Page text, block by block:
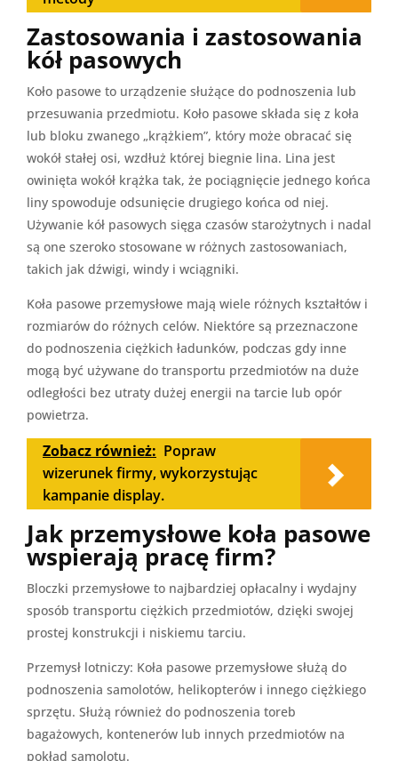
Zastosowania i zastosowania
kół pasowych
Koło pasowe to urządzenie służące do podnoszenia lub
przesuwania przedmiotu. Koło pasowe składa się z koła
lub bloku zwanego „krążkiem”, który może obracać się
wokół stałej osi, wzdłuż której biegnie lina. Lina jest
owinięta wokół krążka tak, że pociągnięcie jednego końca
liny spowoduje odsunięcie drugiego końca od niej.
Używanie kół pasowych sięga czasów starożytnych i nadal
są one szeroko stosowane w różnych zastosowaniach,
takich jak dźwigi, windy i wciągniki.
Koła pasowe przemysłowe mają wiele różnych kształtów i
rozmiarów do różnych celów. Niektóre są przeznaczone
do podnoszenia ciężkich ładunków, podczas gdy inne
mogą być używane do transportu przedmiotów na duże
odległości bez utraty dużej energii na tarcie lub opór
powietrza.
Zobacz również: Popraw
wizerunek firmy, wykorzystując
kampanie display.
Jak przemysłowe koła pasowe
wspierają pracę firm?
Bloczki przemysłowe to najbardziej opłacalny i wydajny
sposób transportu ciężkich przedmiotów, dzięki swojej
prostej konstrukcji i niskiemu tarciu.
Przemysł lotniczy: Koła pasowe przemysłowe służą do
podnoszenia samolotów, helikopterów i innego ciężkiego
sprzętu. Służą również do podnoszenia toreb
bagażowych, kontenerów lub innych przedmiotów na
pokład samolotu.